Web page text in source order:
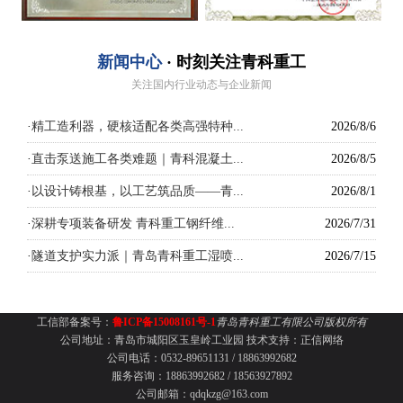
新闻中心· 时刻关注青科重工
关注国内行业动态与企业新闻
2026/8/6
·精工造利器，硬核适配各类高强特种...
2026/8/5
·直击泵送施工各类难题｜青科混凝土...
2026/8/1
· 以设计铸根基，以工艺筑品质——青...
2026/7/31
·深耕专项装备研发 青科重工钢纤维...
2026/7/15
· 隧道支护实力派｜青岛青科重工湿喷...
工信部备案号： 鲁ICP备15008161号-1青岛青科重工有限公司版权所有
公司地址：青岛市城阳区玉皇岭工业园 技术支持： 正信网络
公司电话：0532-89651131 / 18863992682
服务咨询：18863992682 / 18563927892
公司邮箱：qdqkzg@163.com